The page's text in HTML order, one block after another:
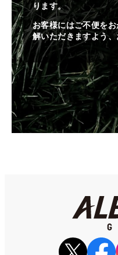
ります。
お客様にはご不便を
解いただきますよう